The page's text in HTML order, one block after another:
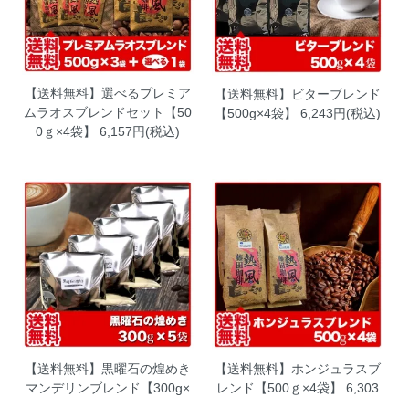
【送料無料】選べるプレミア
ムラオスブレンドセット【50
0ｇ×4袋】
6,157円(税込)
【送料無料】ビターブレンド
【500g×4袋】
6,243円(税込)
【送料無料】黒曜石の煌めき
マンデリンブレンド【300g×
【送料無料】ホンジュラスブ
レンド【500ｇ×4袋】
6,303